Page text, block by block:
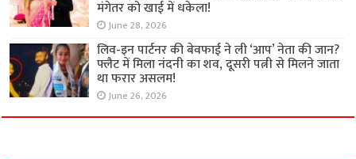
मंगेतर को खाई में धकेला!
June 28, 2026
लिव-इन पार्टनर की बेवफाई ने ली ‘आप’ नेता की जान?
फ्लैट में मिला नंदनी का शव, दूसरी पत्नी से मिलने जाता
था फरार असलम!
June 26, 2026